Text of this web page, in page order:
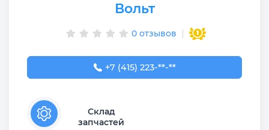
Вольт
0 отзывов
+7 (415) 223-31-33
+7 (415) 223-**-**
Склад
запчастей